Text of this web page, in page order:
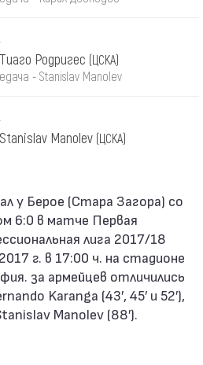
Родригес (ЦСКА)
- Stanislav Manolev
Manolev (ЦСКА)
6:0 в матче Первая
лига 2017/18
г. в 17:00 ч. на стадионе
за армейцев отличились
Karanga (43′, 45′ и 52′),
Manolev (88′).